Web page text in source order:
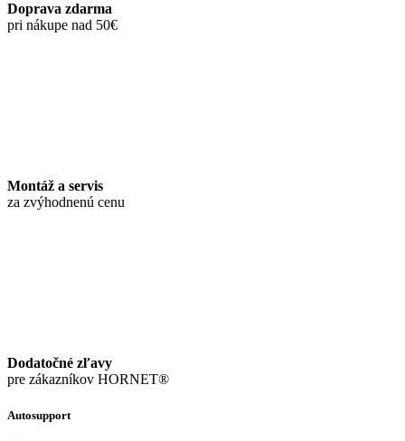
Doprava zdarma
pri nákupe nad 50€
Montáž a servis
za zvýhodnenú cenu
Dodatočné zľavy
pre zákazníkov HORNET®
Autosupport